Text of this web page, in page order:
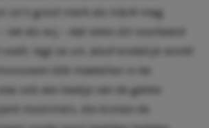
zo’n groot merk als H&M mag
net als wij – dat velen dit voorbeeld
voelt, legt ze uit, alsof eindelijk wordt
óók meetellen in de
ook een beetje van de gekke
moslima’s, die binnen de